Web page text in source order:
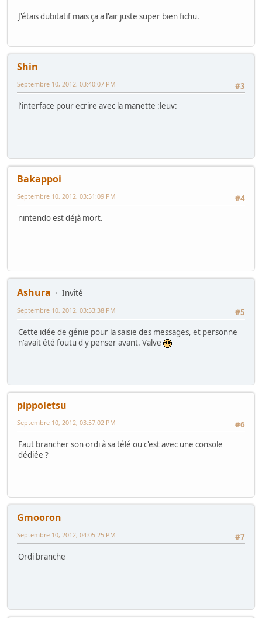
J'étais dubitatif mais ça a l'air juste super bien fichu.
Shin
#3
Septembre 10, 2012, 03:40:07 PM
l'interface pour ecrire avec la manette :leuv:
Bakappoi
#4
Septembre 10, 2012, 03:51:09 PM
nintendo est déjà mort.
Ashura
Invité
#5
Septembre 10, 2012, 03:53:38 PM
Cette idée de génie pour la saisie des messages, et personne
n'avait été foutu d'y penser avant. Valve
pippoletsu
#6
Septembre 10, 2012, 03:57:02 PM
Faut brancher son ordi à sa télé ou c'est avec une console
dédiée ?
Gmooron
#7
Septembre 10, 2012, 04:05:25 PM
Ordi branche